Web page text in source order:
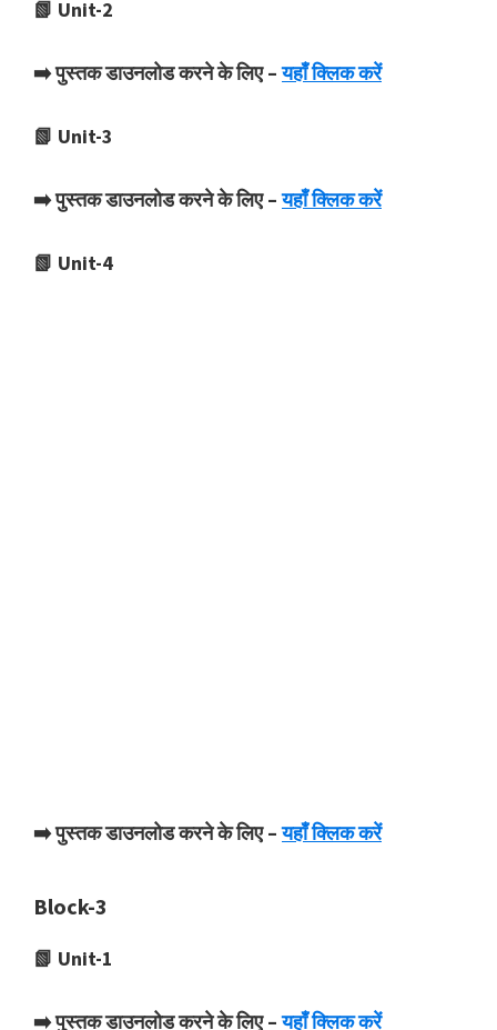
📗 Unit-2
➡️ पुस्तक डाउनलोड करने के लिए –यहाँ क्लिक करें
📗 Unit-3
➡️ पुस्तक डाउनलोड करने के लिए –यहाँ क्लिक करें
📗 Unit-4
➡️ पुस्तक डाउनलोड करने के लिए –यहाँ क्लिक करें
Block-3
📗 Unit-1
➡️ पुस्तक डाउनलोड करने के लिए –यहाँ क्लिक करें